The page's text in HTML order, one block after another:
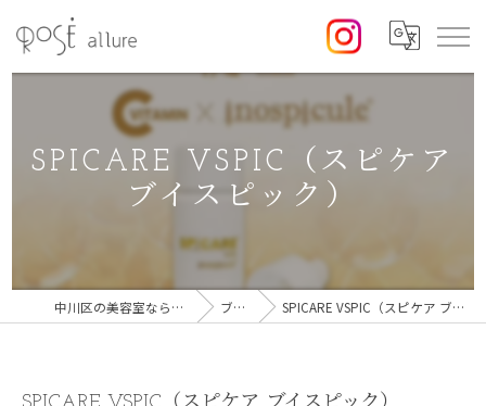
SPICARE VSPIC（スピケア
ブイスピック）
中川区の美容室なら美容室ロゼ ブログ SPICARE VSPIC（スピケア ブイスピック）